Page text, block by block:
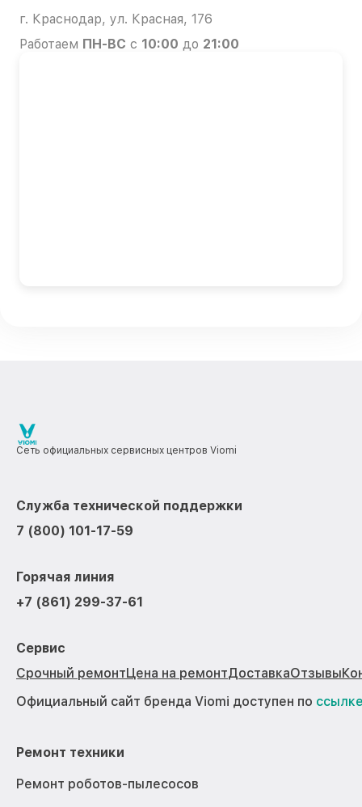
г. Краснодар, ул. Красная, 176
Работаем ПН-ВС с 10:00 до 21:00
Сеть официальных сервисных центров Viomi
Служба технической поддержки
7 (800) 101-17-59
Горячая линия
+7 (861) 299-37-61
Сервис
Срочный ремонтЦена на ремонтДоставкаОтзывы
Официальный сайт бренда Viomi доступен по
Ремонт техники
Ремонт роботов-пылесосов